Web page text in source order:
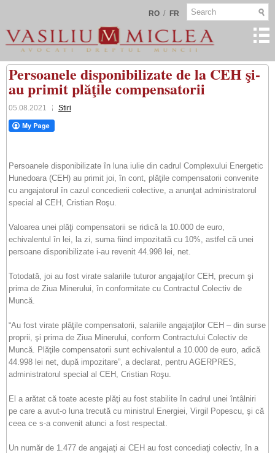
RO / FR
Persoanele disponibilizate de la CEH şi-
au primit plăţile compensatorii
05.08.2021 Stiri
Persoanele disponibilizate în luna iulie din cadrul Complexului Energetic
Hunedoara (CEH) au primit joi, în cont, plăţile compensatorii convenite
cu angajatorul în cazul concedierii colective, a anunţat administratorul
special al CEH, Cristian Roşu.
Valoarea unei plăţi compensatorii se ridică la 10.000 de euro,
echivalentul în lei, la zi, suma fiind impozitată cu 10%, astfel că unei
persoane disponibilizate i-au revenit 44.998 lei, net.
Totodată, joi au fost virate salariile tuturor angajaţilor CEH, precum şi
prima de Ziua Minerului, în conformitate cu Contractul Colectiv de
Muncă.
“Au fost virate plăţile compensatorii, salariile angajaţilor CEH – din surse
proprii, şi prima de Ziua Minerului, conform Contractului Colectiv de
Muncă. Plăţile compensatorii sunt echivalentul a 10.000 de euro, adică
44.998 lei net, după impozitare”, a declarat, pentru AGERPRES,
administratorul special al CEH, Cristian Roşu.
El a arătat că toate aceste plăţi au fost stabilite în cadrul unei întâlniri
pe care a avut-o luna trecută cu ministrul Energiei, Virgil Popescu, şi că
ceea ce s-a convenit atunci a fost respectat.
Un număr de 1.477 de angajaţi ai CEH au fost concediaţi colectiv, în a